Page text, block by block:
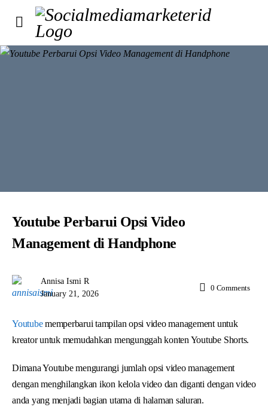
Youtube Perbarui Opsi Video
Management di Handphone
Annisa Ismi R
January 21, 2026
0 Comments
Youtubememperbarui tampilan opsi video management untuk
kreator untuk memudahkan mengunggah konten Youtube Shorts.
Dimana Youtube mengurangi jumlah opsi video management
dengan menghilangkan ikon kelola video dan diganti dengan video
anda yang menjadi bagian utama di halaman saluran.